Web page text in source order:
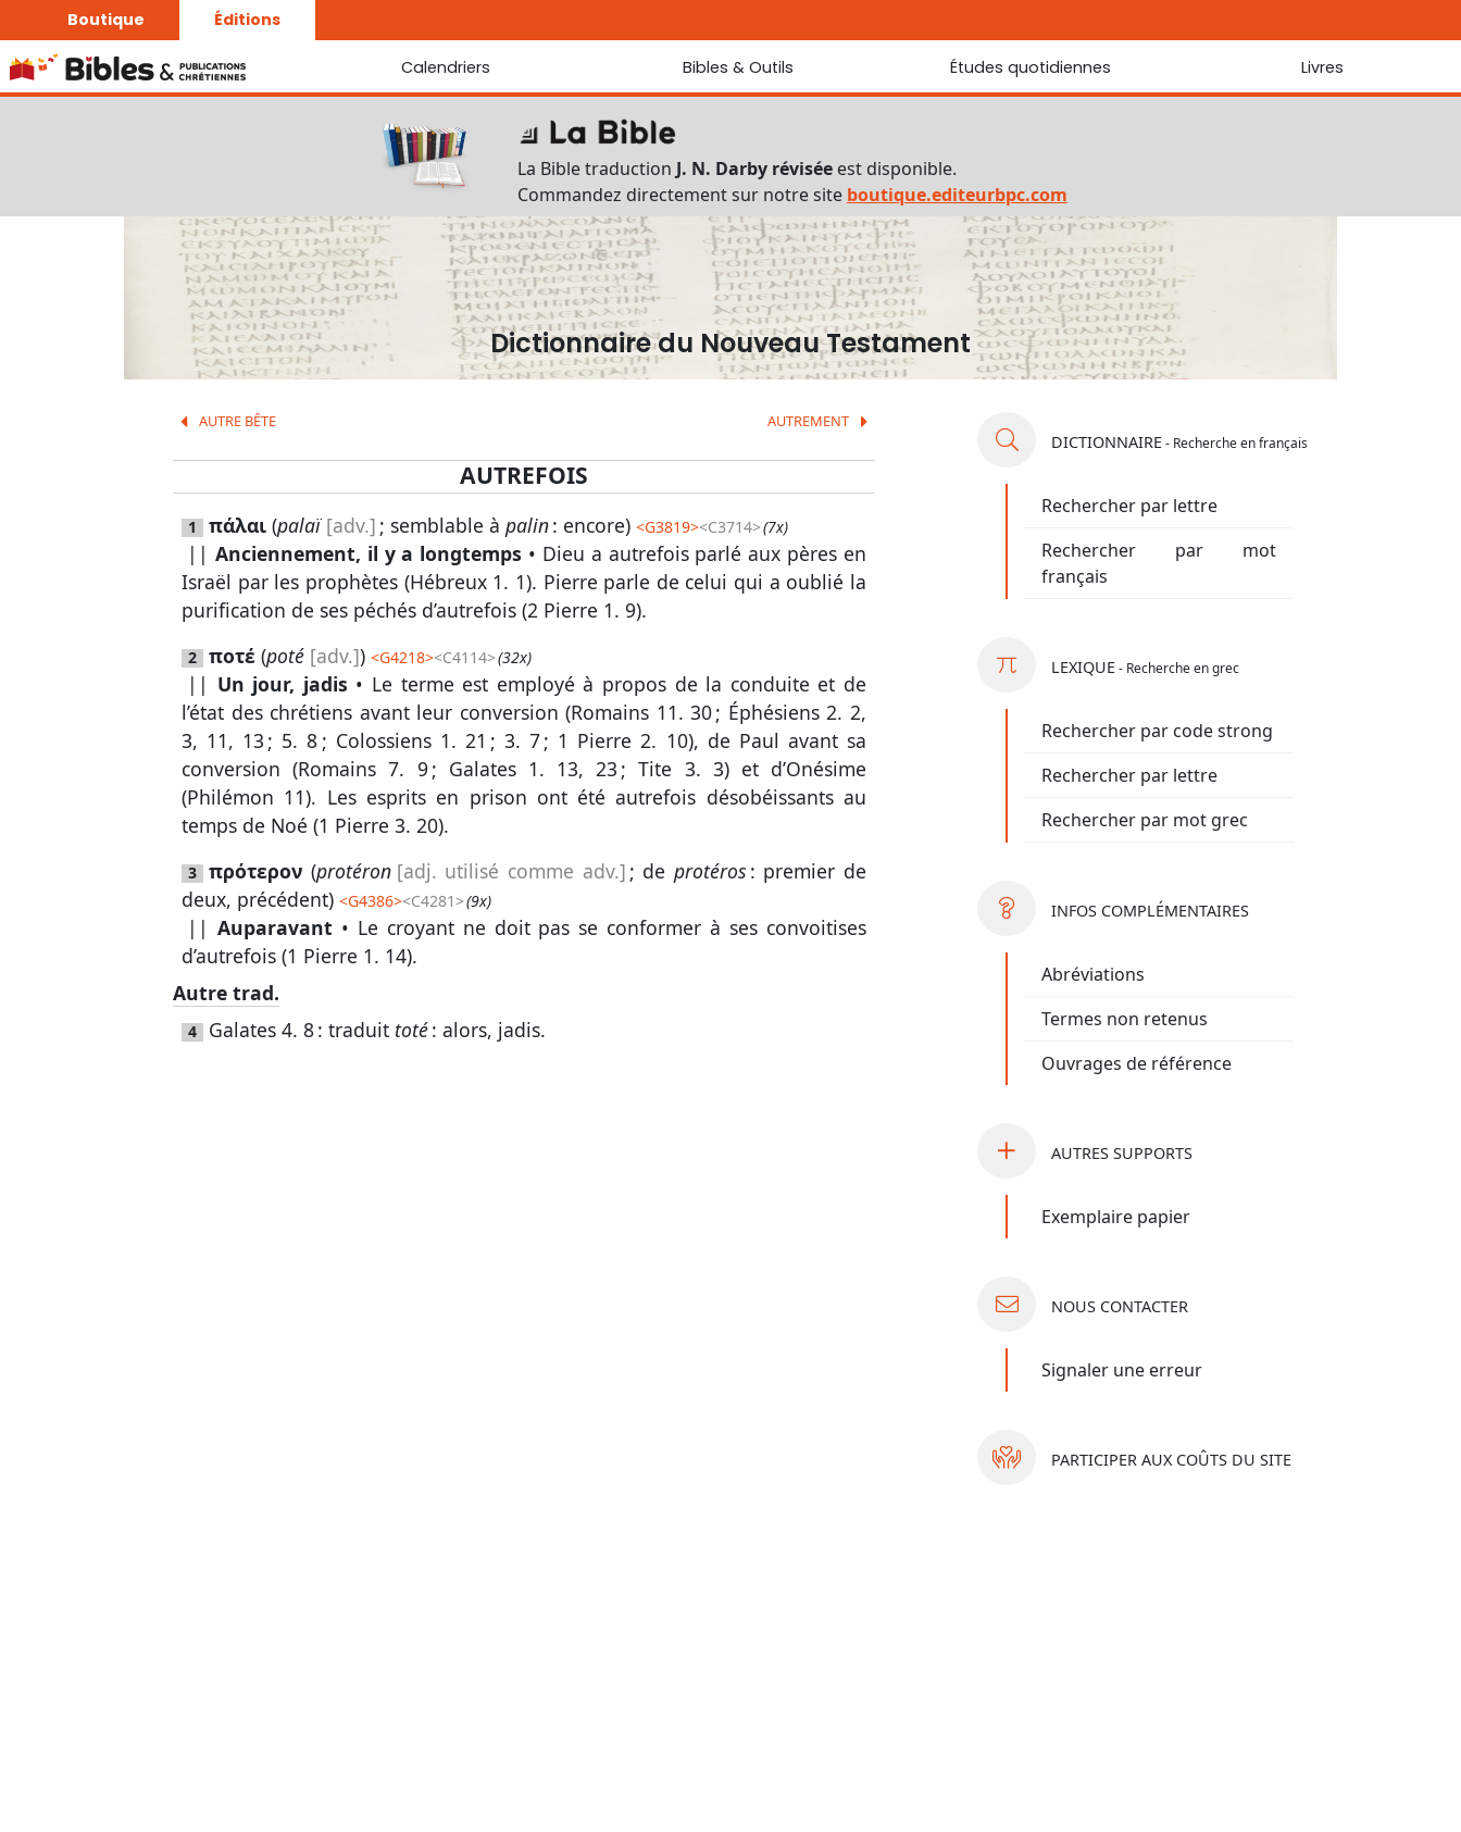
Boutique Éditions
Calendriers
La Bonne Semence
Le Seigneur est proche
Bibles & Outils
Bibles
Traduction J. N. Darby révisée
Traduction J. N. Darby
Ancien Testament interlinéaire
Nouveau Testament interlinéaire
Outils
Dictionnaire français du Nouveau Testament
Lexique grec du Nouveau Testament
Questionnaire de connaissances du Nouveau Testament
Téléchargements
Études quotidiennes Livres
La Bible traduction J. N. Darby révisée est disponible.
Commandez directement sur notre site boutique.editeurbpc.com
Dictionnaire du Nouveau Testament
AUTRE BÊTE AUTREMENT
AUTREFOIS
1 πάλαι (palaï [adv.] ; semblable à palin: encore) <G3819><C3714>(7x)
|| Anciennement, il y a longtemps • Dieu a autrefois parlé aux pères en
Israël par les prophètes (Hébreux 1. 1). Pierre parle de celui qui a oublié la
purification de ses péchés d’autrefois (2 Pierre 1. 9).
2 ποτέ (poté [adv.]) <G4218><C4114>(32x)
|| Un jour, jadis • Le terme est employé à propos de la conduite et de
l’état des chrétiens avant leur conversion (Romains 11. 30; Éphésiens 2. 2,
3, 11, 13 ; 5. 8 ; Colossiens 1. 21 ; 3. 7; 1 Pierre 2. 10), de Paul avant sa
conversion (Romains 7. 9; Galates 1. 13, 23 ;Tite 3. 3) et d’Onésime
(Philémon 11). Les esprits en prison ont été autrefois désobéissants au
temps de Noé (1 Pierre 3. 20).
3 πρότερον (protéron [adj. utilisé comme adv.] ; de protéros : premier de
deux, précédent) <G4386><C4281>(9x)
|| Auparavant • Le croyant ne doit pas se conformer à ses convoitises
d’autrefois (1 Pierre 1. 14).
Autre trad.
4 Galates 4. 8: traduit toté: alors, jadis.
DICTIONNAIRE- Recherche en français
Rechercher par lettre
Rechercher par mot
français
LEXIQUE- Recherche en grec
Rechercher par code strong
Rechercher par lettre
Rechercher par mot grec
INFOS COMPLÉMENTAIRES
Abréviations
Termes non retenus
Ouvrages de référence
AUTRES SUPPORTS
Exemplaire papier
NOUS CONTACTER
Signaler une erreur
PARTICIPER AUX COÛTS DU SITE